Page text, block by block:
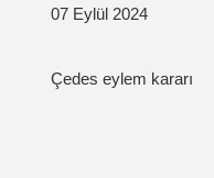
07 Eylül 2024
Çedes eylem kararı